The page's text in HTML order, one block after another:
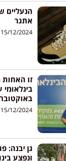
הנעליים
אתגר
15/12/2024
זו
באוקטובר
15/12/2024
ונפצע